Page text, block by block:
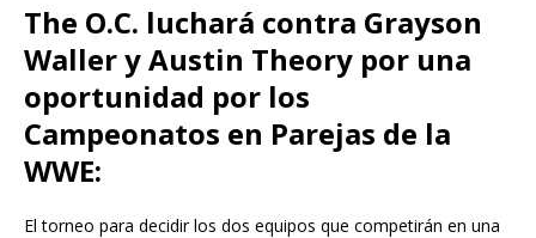
The O.C. luchará contra Grayson
Waller y Austin Theory por una
oportunidad por los
Campeonatos en Parejas de la
WWE:
El torneo para decidir los dos equipos que competirán en una